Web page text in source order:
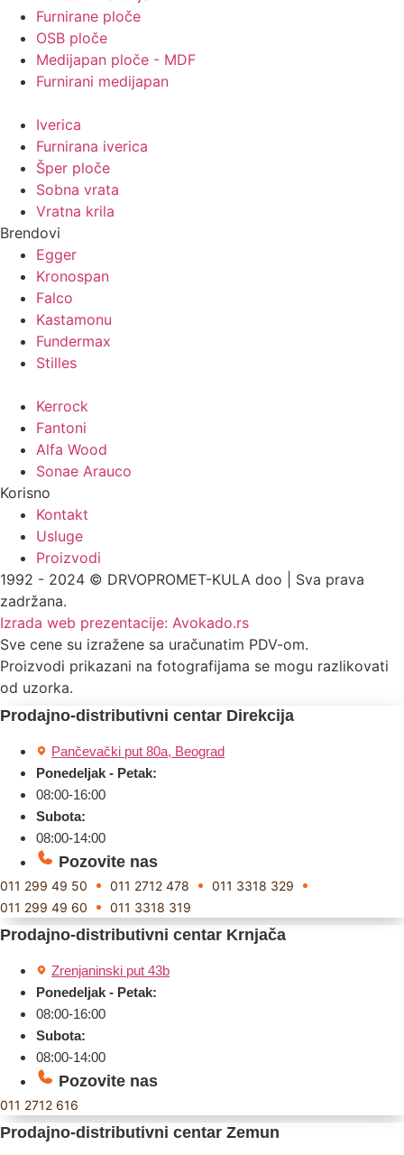
Furnirane ploče
OSB ploče
Medijapan ploče - MDF
Furnirani medijapan
Iverica
Furnirana iverica
Šper ploče
Sobna vrata
Vratna krila
Brendovi
Egger
Kronospan
Falco
Kastamonu
Fundermax
Stilles
Kerrock
Fantoni
Alfa Wood
Sonae Arauco
Korisno
Kontakt
Usluge
Proizvodi
1992 - 2024 © DRVOPROMET-KULA doo | Sva prava
zadržana.
Izrada web prezentacije: Avokado.rs
Sve cene su izražene sa uračunatim PDV-om.
Proizvodi prikazani na fotografijama se mogu razlikovati
od uzorka.
Prodajno-distributivni centar Direkcija
Pančevački put 80a, Beograd
Ponedeljak - Petak:
08:00-16:00
Subota:
08:00-14:00
Pozovite nas
011 299 49 50 011 2712 478
011 3318 329
011 299 49 60
011 3318 319
Prodajno-distributivni centar Krnjača
Zrenjaninski put 43b
Ponedeljak - Petak:
08:00-16:00
Subota:
08:00-14:00
Pozovite nas
011 2712 616
Prodajno-distributivni centar Zemun